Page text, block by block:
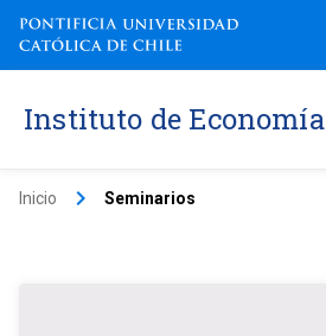
Instituto de Economía
Inicio keyboard_arrow_right Seminarios